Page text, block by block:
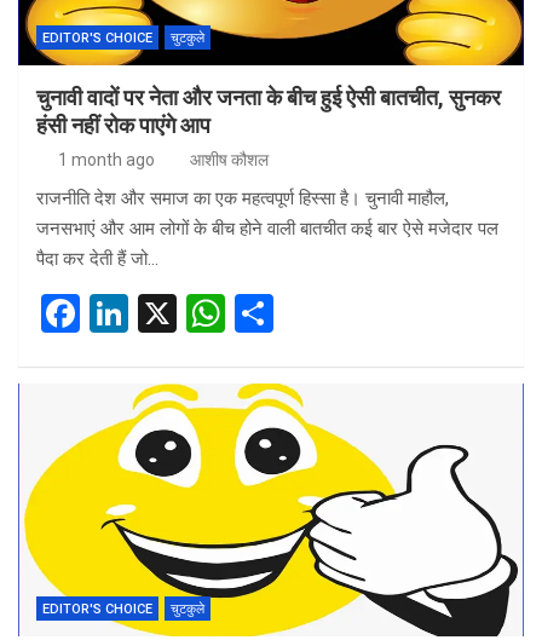
EDITOR'S CHOICE चुटकुले
चुनावी वादों पर नेता और जनता के बीच हुई ऐसी बातचीत, सुनकर
हंसी नहीं रोक पाएंगे आप
1 month ago आशीष कौशल
राजनीति देश और समाज का एक महत्वपूर्ण हिस्सा है। चुनावी माहौल,
जनसभाएं और आम लोगों के बीच होने वाली बातचीत कई बार ऐसे मजेदार पल
पैदा कर देती हैं जो…
F
b
Li
ke
dI
n
X
W
at
s
A
p
ar
e
EDITOR'S CHOICE चुटकुले